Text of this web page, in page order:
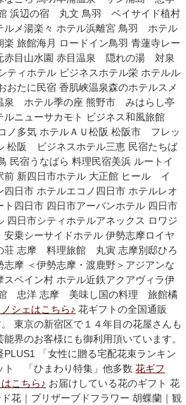
浜辺の宿 丸文 鳥羽 ベイサイド植村
メ湯楽々 ホテル浜離宮 鳥羽 ホテル
旅館海月 ロードイン鳥羽 青蓮寺レー
赤目山水園 赤目温泉 隠れの湯 対泉
ティホテル ビジネスホテル栄 ホテルル
おたに民宿 香肌峡温泉森のホテルスメ
泉 ホテル季の座 熊野市 みはらし亭
ニューサカモト ビジネス和風旅館
ノ多気 ホテルＡＵ松阪 松阪市 フレッ
松阪 ビジネスホテル三恵 民宿たちば
民宿うなばら 料理民宿美浜 ルートイ
前 新四日市ホテル 大正館 ヒール イ
日市 ホテルエコノ四日市 ホテルレオ
四日市 四日市アーバンホテル 四日市
四日市シティホテルアネックス ロワジ
乗シーサイドホテル 伊勢志摩ロイヤ
荘 志摩 料理旅館 丸寅 志摩別邸ひろ
摩 ＜伊勢志摩・渡鹿野＞アジアンな
ペイン村 ホテル近鉄アクアヴィラ伊
館 忠洋 志摩 美味し国の料理 旅館橘
シェはこちら♪ 花ギフトの全国通販
東京の新宿区で１４年目の花屋さんも
界のお客様にも御利用頂いています。
PLUS1 「女性に贈る宅配花束ランキン
ト 「ひまわり特集」他多数花ギフ
こちら♪ お届けしている花のギフト 花
花｜プリザーブドフラワー 胡蝶蘭｜観